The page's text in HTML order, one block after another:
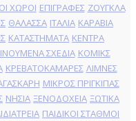
ΧΩΡΟΙ ΕΠΙΓΡΑΦΕΣ ΖΟΥΓΚΛΑ
ΘΑΛΑΣΣΑ ΙΤΑΛΙΑ ΚΑΡΑΒΙΑ
ΚΑΤΑΣΤΗΜΑΤΑ ΚΕΝΤΡΑ
ΣΧΕΔΙΑ ΚΟΜΙΚΣ
ΚΡΕΒΑΤΟΚΑΜΑΡΕΣ ΛΙΜΝΕΣ
ΜΙΚΡΟΣ ΠΡΙΓΚΙΠΑΣ
ΝΗΣΙΑ ΞΕΝΟΔΟΧΕΙΑ ΞΩΤΙΚΑ
ΠΑΙΔΙΚΟΙ ΣΤΑΘΜΟΙ